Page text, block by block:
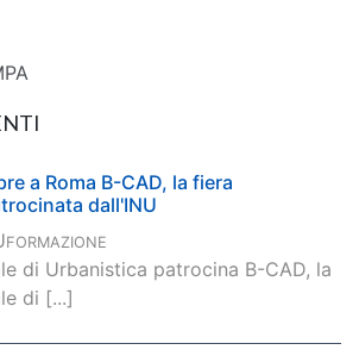
a Roma B-CAD, la fiera
dall'INU
FORMAZIONE
di Urbanistica patrocina B-CAD, la
di [...]